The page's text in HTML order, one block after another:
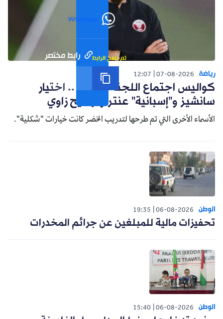
WhatsApp
رابط مختصر تم نسخ الرابط
رياضة 07-08-2026
12:07
كواليس اجتماع اللجنة التقنية .. اختيار
سانشيز و"إسبانية" عنتر وترشيح زاوي
الأسماء الأخرى التي تم طرحها لتدريب الخضر كانت خيارات "شكلية".
الوطن 06-08-2026
19:35
تحفيزات مالية للمبلغين عن جرائم المخدرات
الوطن 06-08-2026
15:40